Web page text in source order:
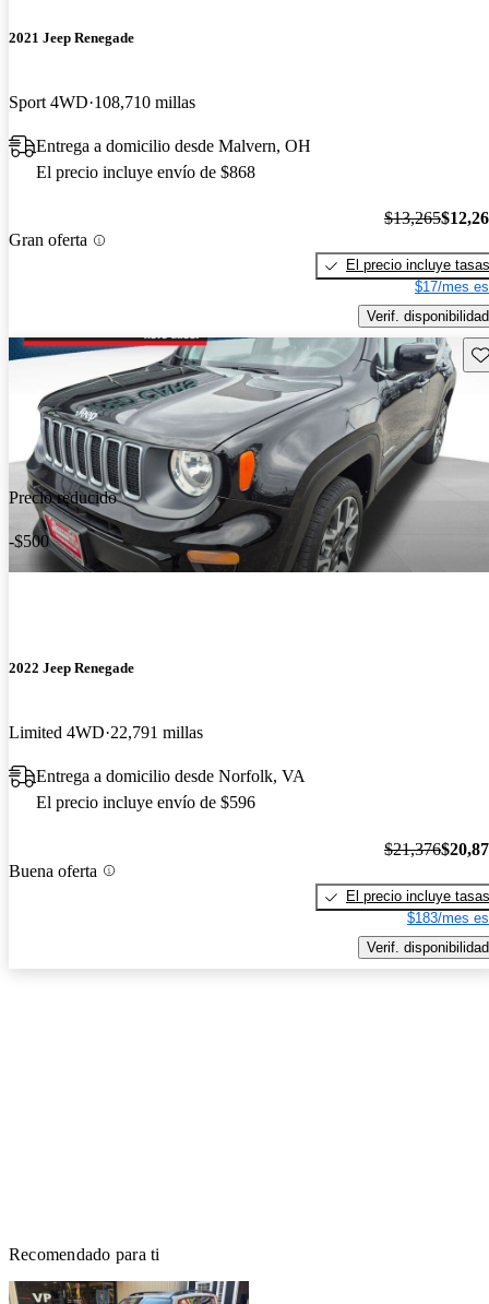
2021 Jeep Renegade
Sport 4WD 108,710 millas
Entrega a domicilio desde Malvern, OH
El precio incluye envío de $868
Gran oferta
$13,265
El precio incluye tasas
$17/mes
Verif. disponibilidad
Precio reducido
-$500
2022 Jeep Renegade
Limited 4WD 22,791 millas
Entrega a domicilio desde Norfolk, VA
El precio incluye envío de $596
Buena oferta
$21,376
El precio incluye tasas
$183/mes
Verif. disponibilidad
Recomendado para ti